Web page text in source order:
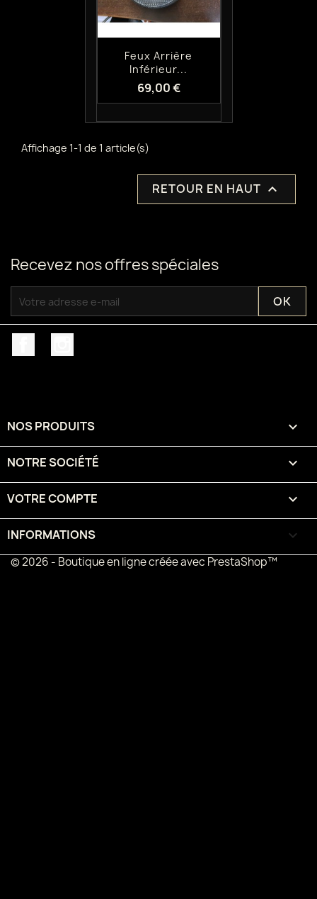
Aperçu rapide
Feux Arrière
Inférieur...
69,00 €
Affichage 1-1 de 1 article(s)
RETOUR EN HAUT 
Recevez nos offres spéciales
NOS PRODUITS 
NOTRE SOCIÉTÉ 
VOTRE COMPTE 
INFORMATIONS keyboard_arrow_down
© 2026 - Boutique en ligne créée avec PrestaShop™